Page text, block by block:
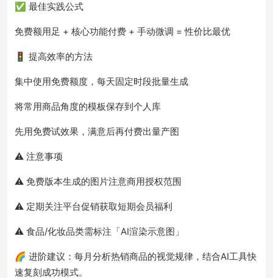
✅ 最佳实践公式
免费额用足 + 核心功能付费 + 手动微调 = 性价比最优
🚦 提高效率的方法
集中使用免费额度，每天固定时段批量生成
将常用商品角度的模板保存到个人库
先用免费试效果，满意后再付费出量产图
⚠️ 注意事项
⚠️ 免费版本生成的图片注意商用授权范围
⚠️ 定期关注平台促销获取短期会员福利
⚠️ 食品/化妆品类需标注「AI渲染示意图」
🌈 进阶建议：每月分析热销商品的视觉规律，结合AI工具快
速复刻成功模式。